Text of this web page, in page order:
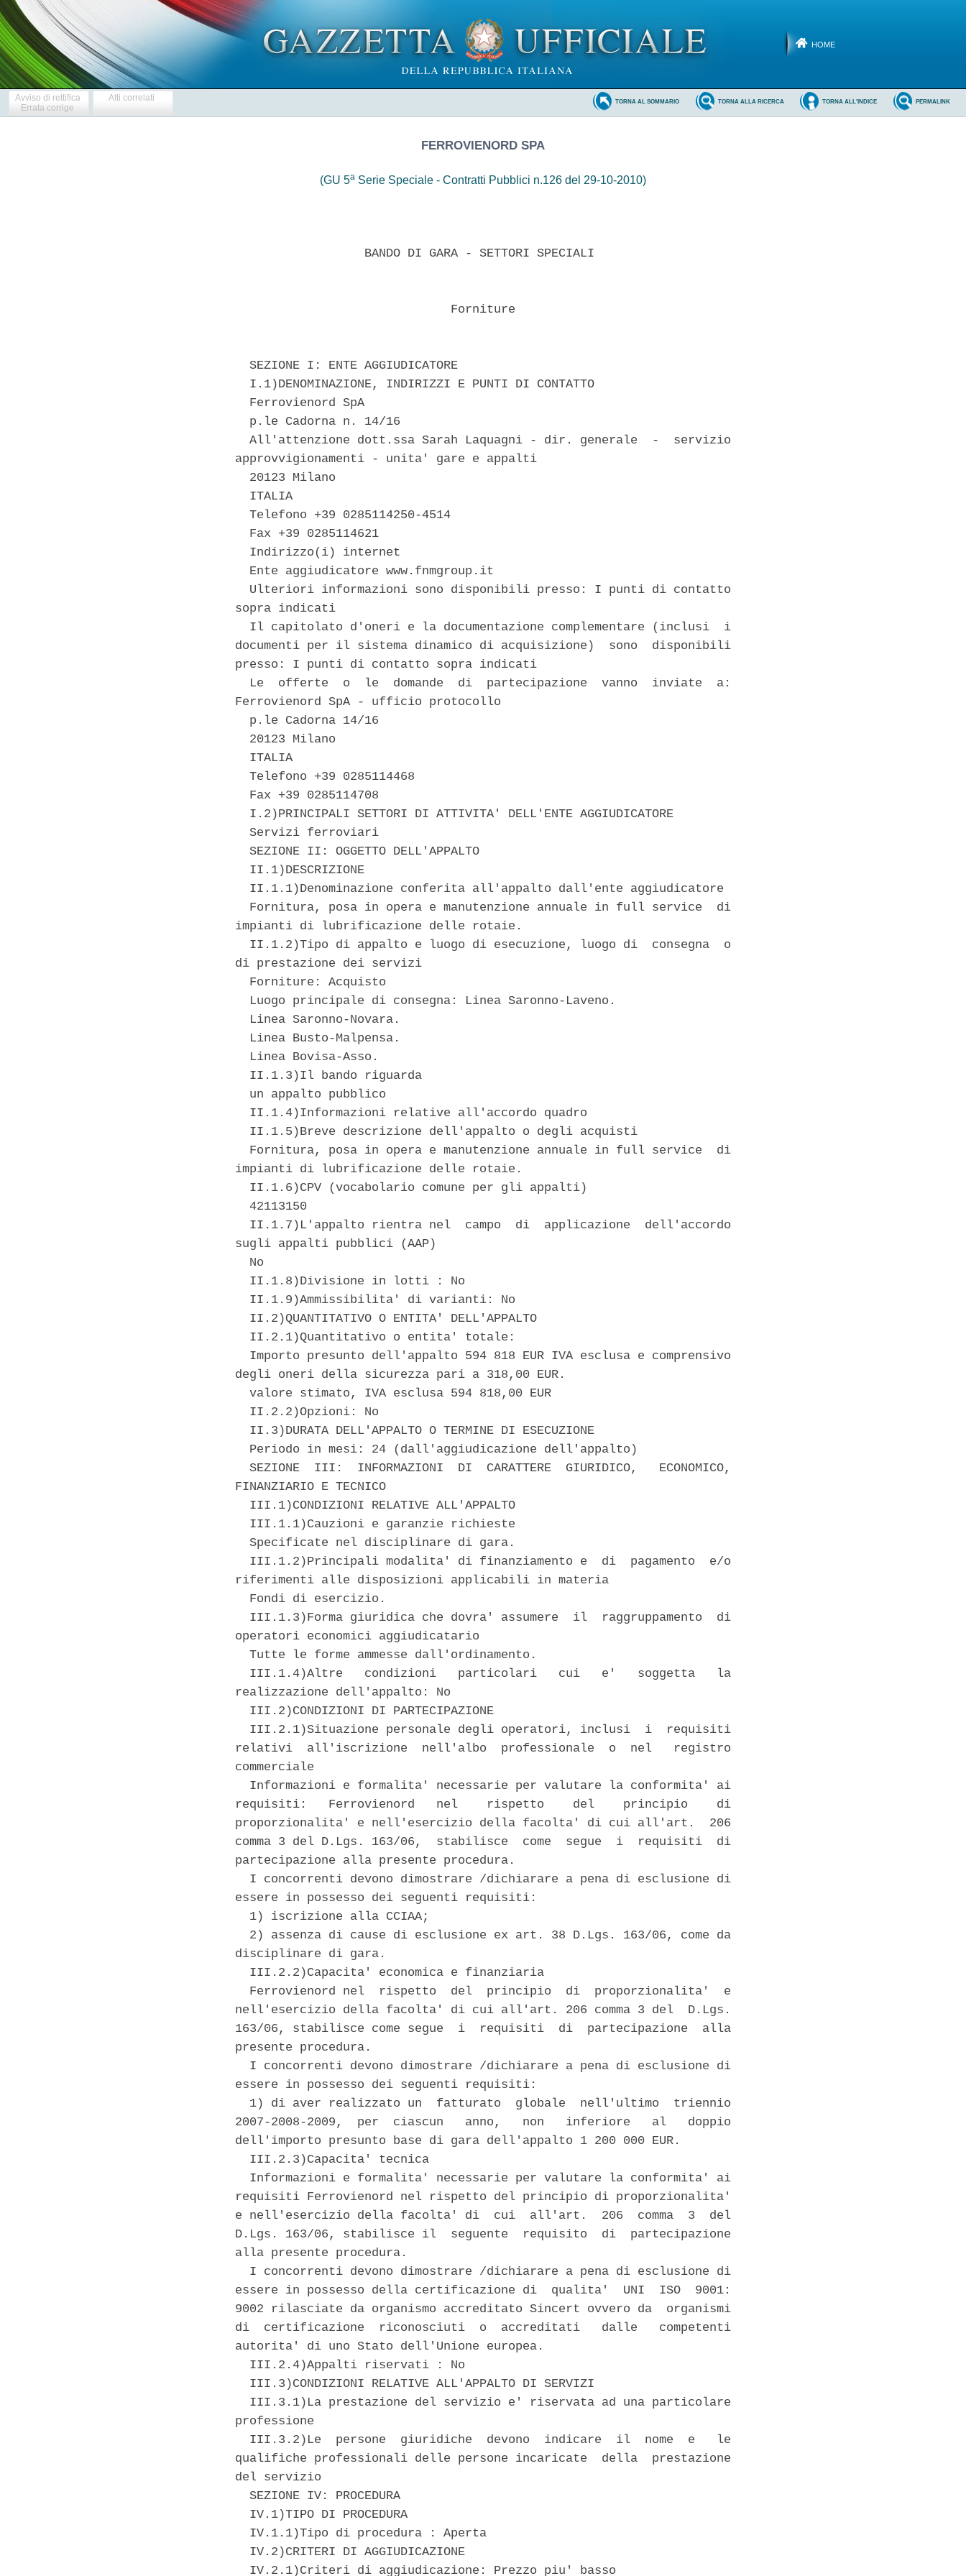
HOME
Avviso di rettifica
Errata corrige
Atti correlati PERMALINK
TORNA ALL'INDICE
TORNA ALLA RICERCA
TORNA AL SOMMARIO
FERROVIENORD SPA
(GU 5a Serie Speciale - Contratti Pubblici n.126 del 29-10-2010)